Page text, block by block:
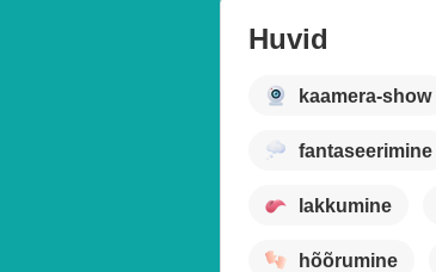
Huvid
kaamera-show
fantaseerimine
lakkumine
hõõrumine